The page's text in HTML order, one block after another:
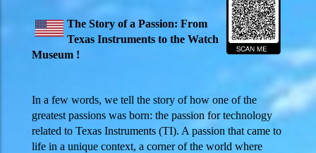
The Story of a Passion: From
Texas Instruments to the Watch
Museum !
In a few words, we tell the story of how one of the
greatest passions was born: the passion for technology
related to Texas Instruments (TI). A passion that came to
life in a unique context, a corner of the world where